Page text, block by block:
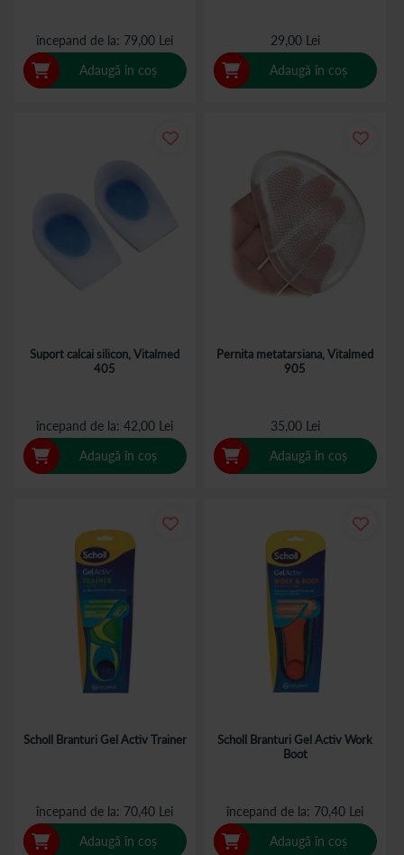
începand de la 79,00 Lei
Adaugă în coș
29,00 Lei
Adaugă în coș
Suport calcai silicon, Vitalmed
405
începand de la 42,00 Lei
Adaugă în coș
Pernita metatarsiana, Vitalmed
905
35,00 Lei
Adaugă în coș
Scholl Branturi Gel Activ Trainer
începand de la 70,40 Lei
Adaugă în coș
Scholl Branturi Gel Activ Work
Boot
începand de la 70,40 Lei
Adaugă în coș